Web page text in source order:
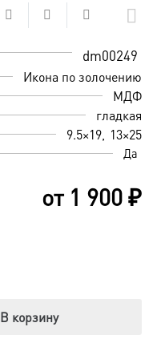
dm00249
Икона по золочению
МДФ
гладкая
9.5×19 13×25
Да
от 1 900₽
В корзину